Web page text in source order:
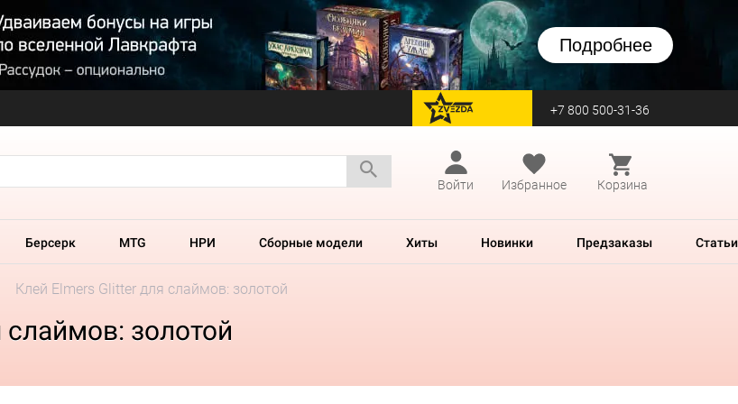
Подробнее
перейти на Zvezda +7 800 500-31-36
Войти
Избранное Корзина
Берсерк MTG НРИ Сборные модели Хиты Новинки Предзаказы Статьи
Клей Elmers Glitter для слаймов: золотой
золотой